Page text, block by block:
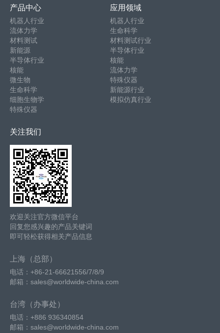
产品中心
机器人行业
流体力学
材料测试
新能源
半导体行业
核能
微生物
生命科学
细胞生物学
特殊仪器
应用领域
机器人行业
生命科学
材料测试行业
半导体行业
核能
流体力学
特殊仪器
新能源行业
模拟仿真行业
关注我们
欢迎关注官方微信平台
回复您感兴趣的产品关键词
即可轻松获得相关产品信息
上海（总部）
电话：+86-21-66621556/7/8/9
邮箱：sales@worldwide-china.com
台湾（办事处）
电话：+886 936340854
邮箱：sales@worldwide-china.com